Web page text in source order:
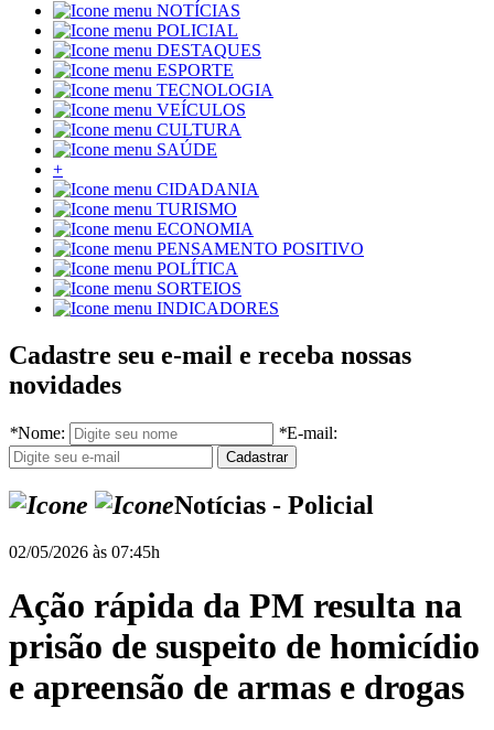
NOTÍCIAS
POLICIAL
DESTAQUES
ESPORTE
TECNOLOGIA
VEÍCULOS
CULTURA
SAÚDE
+
CIDADANIA
TURISMO
ECONOMIA
PENSAMENTO POSITIVO
POLÍTICA
SORTEIOS
INDICADORES
Cadastre seu e-mail e receba nossas
novidades
*Nome: *E-mail:
Notícias - Policial
02/05/2026 às 07:45h
Ação rápida da PM resulta na
prisão de suspeito de homicídio
e apreensão de armas e drogas